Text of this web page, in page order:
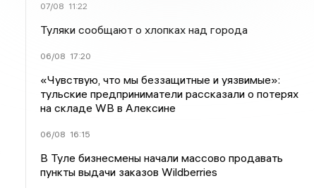
07/08 11:22
Туляки сообщают о хлопках над города
06/08 17:20
«Чувствую, что мы беззащитные и уязвимые»:
тульские предприниматели рассказали о потерях
на складе WB в Алексине
06/08 16:15
В Туле бизнесмены начали массово продавать
пункты выдачи заказов Wildberries